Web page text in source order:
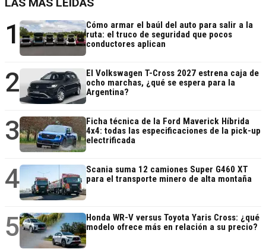
1
Cómo armar el baúl del auto para salir a la
ruta: el truco de seguridad que pocos
conductores aplican
2
El Volkswagen T-Cross 2027 estrena caja de
ocho marchas, ¿qué se espera para la
Argentina?
3
Ficha técnica de la Ford Maverick Híbrida
4x4: todas las especificaciones de la pick-up
electrificada
4
Scania suma 12 camiones Super G460 XT
para el transporte minero de alta montaña
5
Honda WR-V versus Toyota Yaris Cross: ¿qué
modelo ofrece más en relación a su precio?